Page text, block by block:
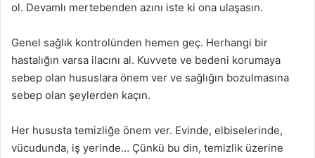
ol. Devamlı mertebenden azını iste ki ona ulaşasın.
Genel sağlık kontrolünden hemen geç. Herhangi bir
hastalığın varsa ilacını al. Kuvvete ve bedeni korumaya
sebep olan hususlara önem ver ve sağlığın bozulmasına
sebep olan şeylerden kaçın.
Her hususta temizliğe önem ver. Evinde, elbiselerinde,
vücudunda, iş yerinde… Çünkü bu din, temizlik üzerine